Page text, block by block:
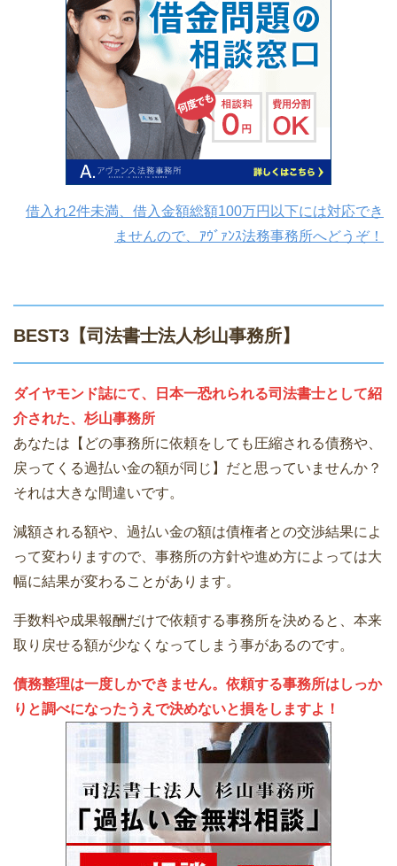
借入れ2件未満、借入金額総額100万円以下には対応でき
ませんので、ｱｳﾞｧﾝｽ法務事務所へどうぞ！
BEST3【司法書士法人杉山事務所】
ダイヤモンド誌にて、日本一恐れられる司法書士として紹
介された、杉山事務所
あなたは【どの事務所に依頼をしても圧縮される債務や、
戻ってくる過払い金の額が同じ】だと思っていませんか？
それは大きな間違いです。
減額される額や、過払い金の額は債権者との交渉結果によ
って変わりますので、事務所の方針や進め方によっては大
幅に結果が変わることがあります。
手数料や成果報酬だけで依頼する事務所を決めると、本来
取り戻せる額が少なくなってしまう事があるのです。
債務整理は一度しかできません。依頼する事務所はしっか
りと調べになったうえで決めないと損をしますよ！